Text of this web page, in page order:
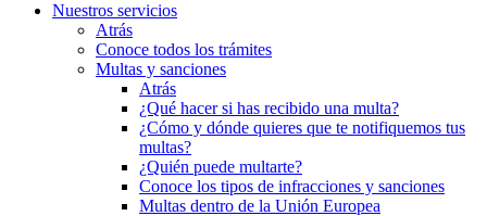
Nuestros servicios
Atrás
Conoce todos los trámites
Multas y sanciones
Atrás
¿Qué hacer si has recibido una multa?
¿Cómo y dónde quieres que te notifiquemos tus
multas?
¿Quién puede multarte?
Conoce los tipos de infracciones y sanciones
Multas dentro de la Unión Europea